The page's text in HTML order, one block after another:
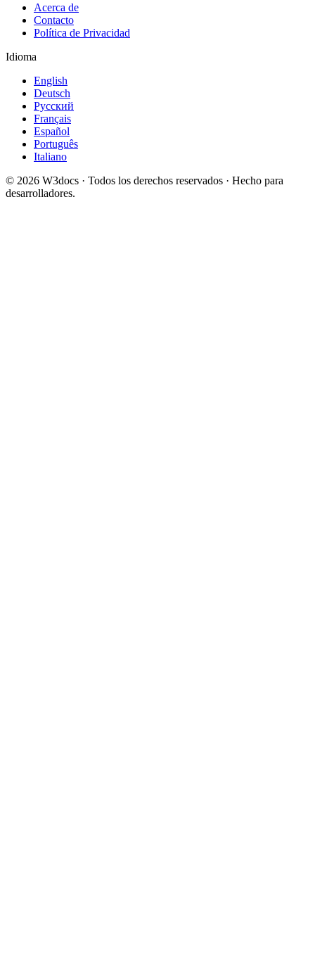
Acerca de
Contacto
Política de Privacidad
Idioma
English
Deutsch
Русский
Français
Español
Português
Italiano
© 2026 W3docs · Todos los derechos reservados · Hecho para
desarrolladores.